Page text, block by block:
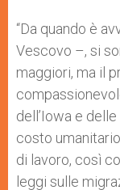
“Da quando è
Vescovo –, si
maggiori, ma il
dell’Iowa e
costo
di lavoro, così
leggi sulle